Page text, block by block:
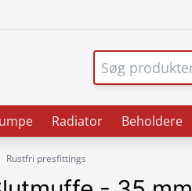
Radiator Beholdere
Rustfri presfittings